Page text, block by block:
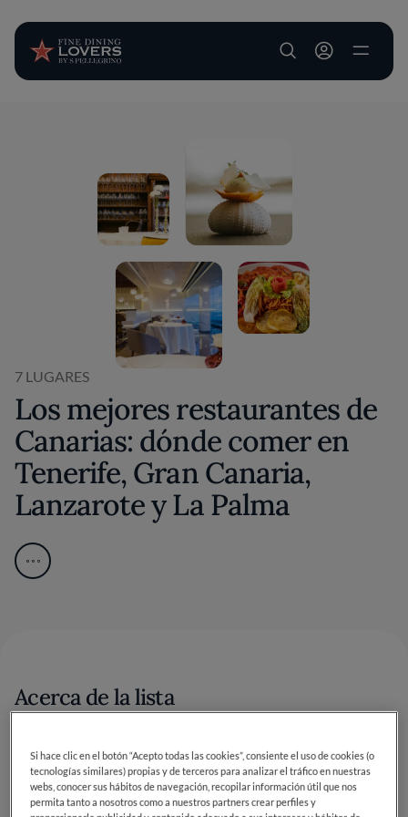
User account
7 LUGARES
Los mejores restaurantes de
Canarias: dónde comer en
Tenerife, Gran Canaria,
Lanzarote y La Palma
Acerca de la lista
borde de un barranco, dentro de un hotel histórico o
en un bodegón donde el plato llega a la mesa sin
demasiadas explicaciones. El viaje cambia mucho de
Si hace clic en el botón “Acepto todas las cookies”, consiente el uso de cookies (o
tecnologías similares) propias y de terceros para analizar el tráfico en nuestras
webs, conocer sus hábitos de navegación, recopilar información útil que nos
permita tanto a nosotros como a nuestros partners crear perfiles y